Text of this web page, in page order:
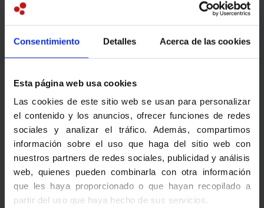
Consentimiento Detalles Acerca de las cookies
Esta página web usa cookies
Las cookies de este sitio web se usan para personalizar
el contenido y los anuncios, ofrecer funciones de redes
sociales y analizar el tráfico. Además, compartimos
información sobre el uso que haga del sitio web con
nuestros partners de redes sociales, publicidad y análisis
web, quienes pueden combinarla con otra información
que les haya proporcionado o que hayan recopilado a
partir del uso que haya hecho de sus servicios.